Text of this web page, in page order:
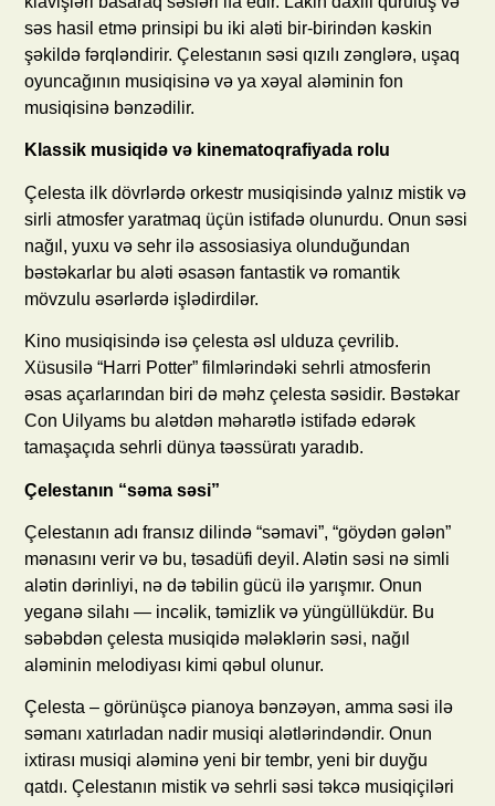
səs hasil etmə prinsipi bu iki aləti bir-birindən kəskin
şəkildə fərqləndirir. Çelestanın səsi qızılı zənglərə, uşaq
oyuncağının musiqisinə və ya xəyal aləminin fon
musiqisinə bənzədilir.
Klassik musiqidə və kinematoqrafiyada rolu
Çelesta ilk dövrlərdə orkestr musiqisində yalnız mistik və
sirli atmosfer yaratmaq üçün istifadə olunurdu. Onun səsi
nağıl, yuxu və sehr ilə assosiasiya olunduğundan
bəstəkarlar bu aləti əsasən fantastik və romantik
mövzulu əsərlərdə işlədirdilər.
Kino musiqisində isə çelesta əsl ulduza çevrilib.
Xüsusilə “Harri Potter” filmlərindəki sehrli atmosferin
əsas açarlarından biri də məhz çelesta səsidir. Bəstəkar
Con Uilyams bu alətdən məharətlə istifadə edərək
tamaşaçıda sehrli dünya təəssüratı yaradıb.
Çelestanın “səma səsi”
Çelestanın adı fransız dilində “səmavi”, “göydən gələn”
mənasını verir və bu, təsadüfi deyil. Alətin səsi nə simli
alətin dərinliyi, nə də təbilin gücü ilə yarışmır. Onun
yeganə silahı — incəlik, təmizlik və yüngüllükdür. Bu
səbəbdən çelesta musiqidə mələklərin səsi, nağıl
aləminin melodiyası kimi qəbul olunur.
Çelesta – görünüşcə pianoya bənzəyən, amma səsi ilə
səmanı xatırladan nadir musiqi alətlərindəndir. Onun
ixtirası musiqi aləminə yeni bir tembr, yeni bir duyğu
qatdı. Çelestanın mistik və sehrli səsi təkcə musiqiçiləri